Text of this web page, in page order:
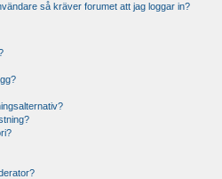
så kräver forumet att jag loggar in?